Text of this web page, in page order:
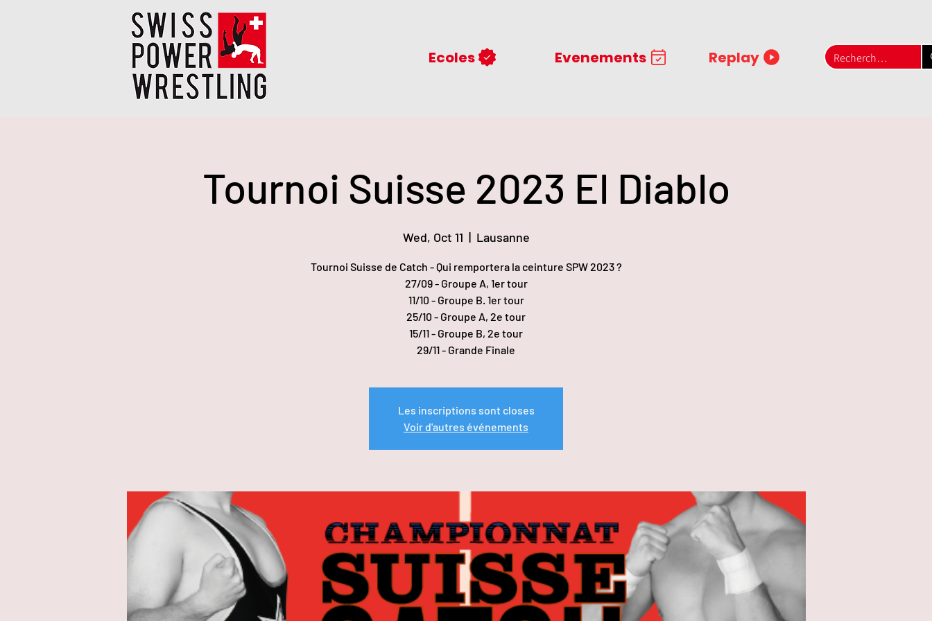
Ecoles Evenements Replay
Tournoi Suisse 2023 El Diablo
Wed, Oct 11
  |
Lausanne
Tournoi Suisse de Catch - Qui remportera la ceinture SPW 2023 ?
27/09 - Groupe A, 1er tour
11/10 - Groupe B. 1er tour
25/10 - Groupe A, 2e tour
15/11 - Groupe B, 2e tour
29/11 - Grande Finale
Les inscriptions sont closes
Voir d'autres événements